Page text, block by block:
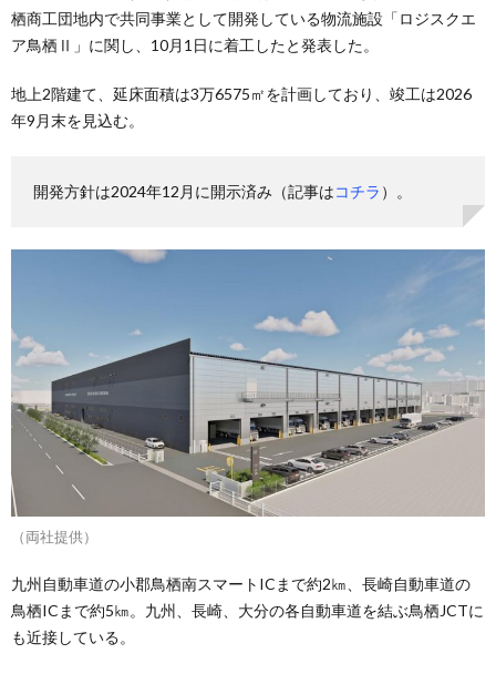
栖商工団地内で共同事業として開発している物流施設「ロジスクエ
ア鳥栖Ⅱ」に関し、10月1日に着工したと発表した。
地上2階建て、延床面積は3万6575㎡を計画しており、竣工は2026
年9月末を見込む。
開発方針は2024年12月に開示済み（記事はコチラ ）。
（両社提供）
九州自動車道の小郡鳥栖南スマートICまで約2㎞、長崎自動車道の
鳥栖ICまで約5㎞。九州、長崎、大分の各自動車道を結ぶ鳥栖JCTに
も近接している。